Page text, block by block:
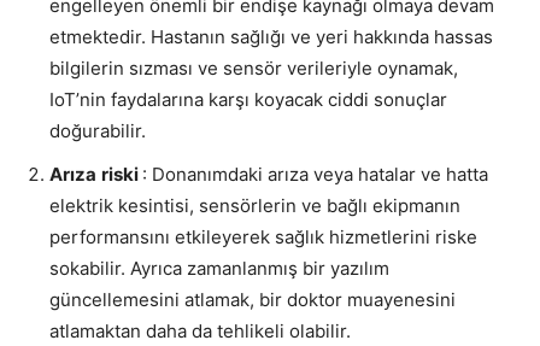
engelleyen önemli bir endişe kaynağı olmaya devam
etmektedir. Hastanın sağlığı ve yeri hakkında hassas
bilgilerin sızması ve sensör verileriyle oynamak,
IoT’nin faydalarına karşı koyacak ciddi sonuçlar
doğurabilir.
Arıza riski : Donanımdaki arıza veya hatalar ve hatta
elektrik kesintisi, sensörlerin ve bağlı ekipmanın
performansını etkileyerek sağlık hizmetlerini riske
sokabilir. Ayrıca zamanlanmış bir yazılım
güncellemesini atlamak, bir doktor muayenesini
atlamaktan daha da tehlikeli olabilir.